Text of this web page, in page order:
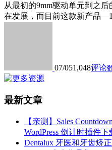
从最初的9mm驱动单元到之
在发展，而目前这款新产品
07/051,048评论
最新文章
【亲测】Sales
WordPress 倒计时插件下
Dentalux 牙医和牙齿矫